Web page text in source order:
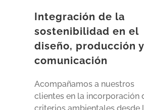
Integración de la
sostenibilidad en el
diseño, producción y
comunicación
Acompañamos a nuestros
clientes en la incorporación
criterios ambientales desde